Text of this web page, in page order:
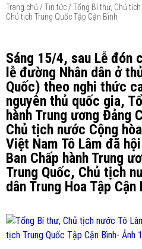
Trang chủ /Tin tức /Tổng Bí thư, Chủ
Chủ tịch Trung Quốc Tập Cận Bình
Sáng 15/4, sau Lễ đón
lễ đường Nhân dân ở
Quốc) theo nghi thức
nguyên thủ quốc gia,
hành Trung ương Đảng
Chủ tịch nước Cộng
Việt Nam Tô Lâm đã
Ban Chấp hành Trung
Trung Quốc, Chủ tịch
dân Trung Hoa Tập Cận